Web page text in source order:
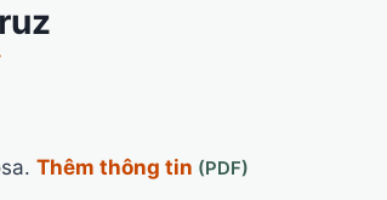
Thêm thông tin